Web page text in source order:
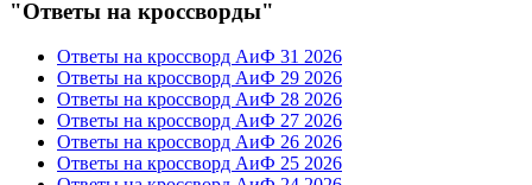
"Ответы на кроссворды"
Ответы на кроссворд АиФ 31 2026
Ответы на кроссворд АиФ 29 2026
Ответы на кроссворд АиФ 28 2026
Ответы на кроссворд АиФ 27 2026
Ответы на кроссворд АиФ 26 2026
Ответы на кроссворд АиФ 25 2026